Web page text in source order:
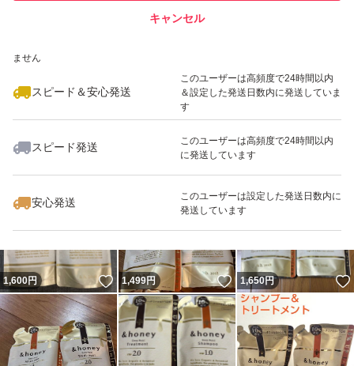
ません
スピード＆安心発送
このユーザーは高頻度で24時間以内
＆設定した発送日数内に発送していま
す
スピード発送
このユーザーは高頻度で24時間以内
に発送しています
安心発送
このユーザーは設定した発送日数内に
発送しています
キャンセル
いいね！
1,499
1,600円 いいね！
1,499円 いいね！
1,650円